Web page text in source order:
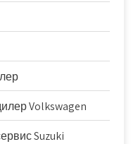
Volkswagen
Suzuki